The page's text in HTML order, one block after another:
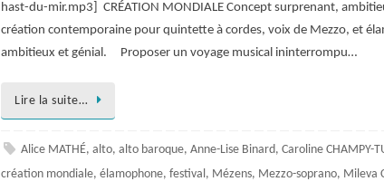
hast-du-mir.mp3] CRÉATION MONDIALE Concept surprenant,
création contemporaine pour quintette à cordes, voix de Mezzo, et
ambitieux et génial. Proposer un voyage musical ininterrompu…
Lire la suite…
Alice MATHÉ,alto,alto baroque,Anne-Lise Binard,Caroline CHAMPY-
création mondiale, élamophone, festival , Mézens, Mezzo-soprano, Mileva